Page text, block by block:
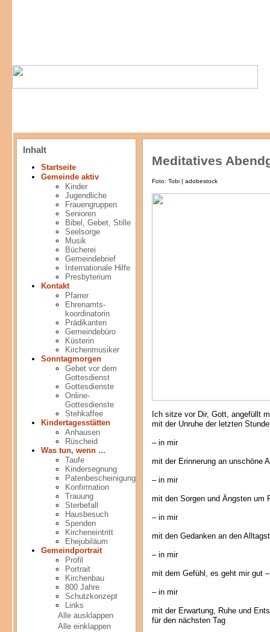
Inhalt
Startseite
Gemeinde aktiv
Kinder
Jugendliche
Frauengruppen
Senioren
Bibel, Gebet, Stille
Seelsorge
Musik
Bücherei
Gemeindebrief
Internationale Hilfe
Presbyterium
Kontakt
Pfarrer
Ehrenamts-
koordinatorin
Prädikanten
Gemeindebüro
Küsterin
Kirchenmusiker
Sonntagmorgen
Gebet vor dem
Gottesdienst
Gottesdienste
Online-
Gottesdienste
Stehkaffee
Kindertagesstätten
Anhausen
Rüscheid
Was tun, wenn ...
Taufe
Kindersegnung
Patenbescheinigung
Konfirmation
Trauung
Sterbefall
Hausbesuch
Spenden
Kircheneintritt
Ehejubiläum
Gemeindportrait
Profil
Portrait
Kirchenbau
800 Jahre
Schutzkonzept
Links
Alle ausklappen
Alle einklappen
Meditatives
Foto: Tobi | adobestock
Ich sitze vor Dir, Gott, angefüllt
mit der Unruhe der letzten
– in mir
mit der Erinnerung an unschöne
– in mir
mit den Sorgen und Ängsten um
– in mir
mit den Gedanken an den
– in mir
mit dem Gefühl, es geht mir gut
– in mir
mit der Erwartung, Ruhe und
für den nächsten Tag